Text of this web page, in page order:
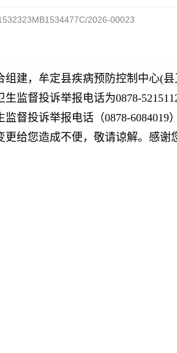
2026-00023
组建，牟定县疾病预防控制中心(
生监督投诉举报电话为0878-
监督投诉举报电话（0878-6084019
更给您造成不便，敬请谅解。感谢